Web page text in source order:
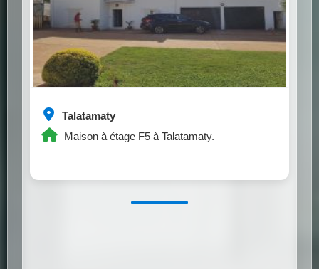
Talatamaty
Maison à étage F5 à Talatamaty.